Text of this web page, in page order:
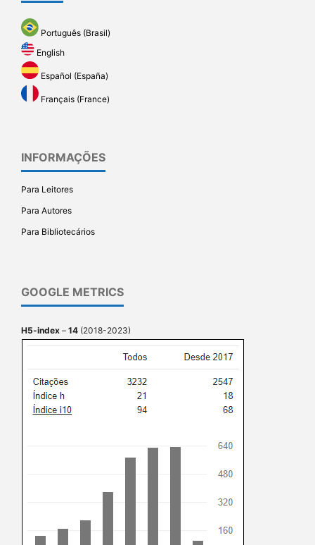
Português (Brasil)
English
Español (España)
Français (France)
INFORMAÇÕES
Para Leitores
Para Autores
Para Bibliotecários
GOOGLE METRICS
H5-index – 14 (2018-2023)